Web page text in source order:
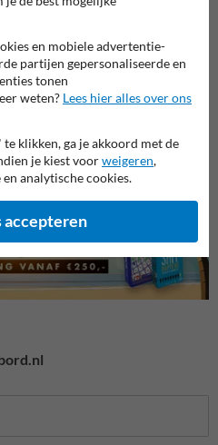
Veiligheidsborden voor
Veiligheidsborden
en mobiele advertentie-
partijen gepersonaliseerde en
tonen
weten? Lees hier alles over ons
klikken, ga je akkoord met de
je kiest voorweigeren,
analytische cookies.
accepteren